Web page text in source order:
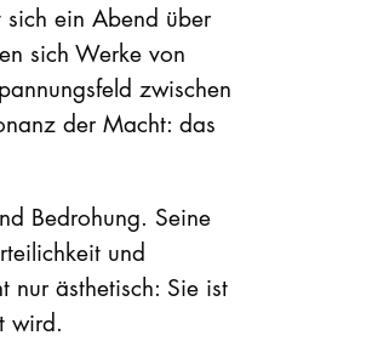
ein Abend über
sich Werke von
zwischen
der Macht: das
Bedrohung. Seine
und
nur ästhetisch: Sie ist
wird.